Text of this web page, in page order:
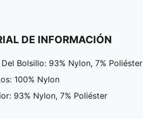
DE INFORMACIÓN
Bolsillo: 93% Nylon, 7% Poliéster
100% Nylon
93% Nylon, 7% Poliéster